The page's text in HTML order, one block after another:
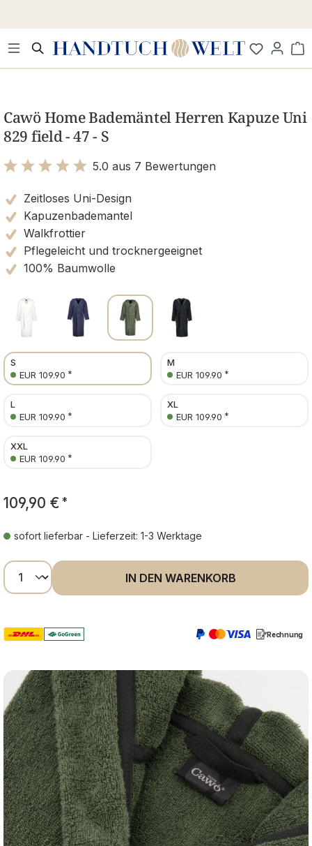
Cawö Home Bademäntel Herren Kapuze Uni
829 field - 47 - S
5.0 aus 7 Bewertungen
Zeitloses Uni-Design
Kapuzenbademantel
Walkfrottier
Pflegeleicht und trocknergeeignet
100% Baumwolle
S
EUR 109.90 *
M
EUR 109.90 *
L
EUR 109.90 *
XL
EUR 109.90 *
XXL
EUR 109.90 *
109,90 € *
sofort lieferbar - Lieferzeit: 1-3 Werktage
Produkt Anzahl: Gib den gewünschten
IN DEN WARENKORB
Rechnung